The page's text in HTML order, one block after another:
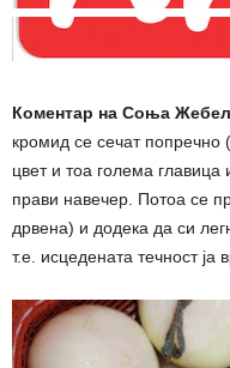
Коментар на Соња
кромид се сечат попречно
цвет и тоа голема
прави навечер. Потоа се
дрвена) и додека да си
т.е. исцедената течност ја